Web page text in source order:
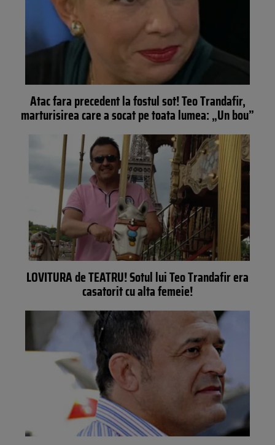
Atac fara precedent la fostul sot! Teo Trandafir,
marturisirea care a socat pe toata lumea: „Un bou”
LOVITURA de TEATRU! Sotul lui Teo Trandafir era
casatorit cu alta femeie!